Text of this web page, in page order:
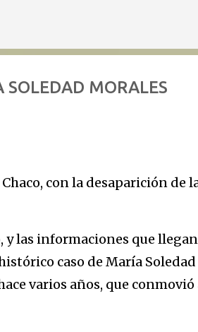
SOLEDAD MORALES
con la desaparición de
las informaciones que
caso de María Soledad
varios años, que conmovió